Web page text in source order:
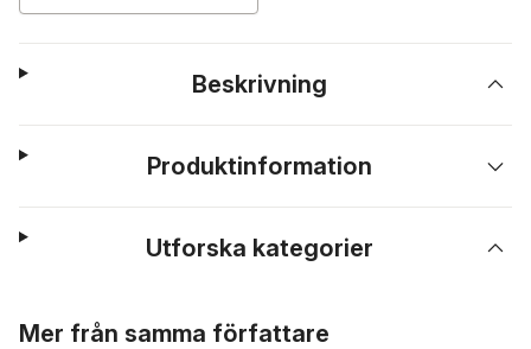
Beskrivning
Produktinformation
Utforska kategorier
Mer från samma författare